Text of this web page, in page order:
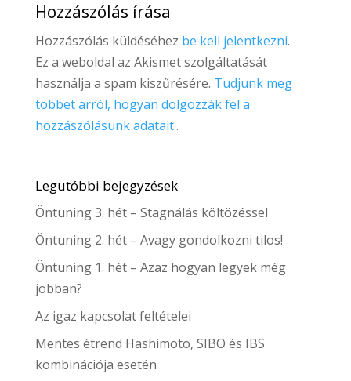
Hozzászólás írása
Hozzászólás küldéséhez be kell jelentkezni.
Ez a weboldal az Akismet szolgáltatását
használja a spam kiszűrésére. Tudjunk meg
többet arról, hogyan dolgozzák fel a
hozzászólásunk adatait..
Legutóbbi bejegyzések
Öntuning 3. hét – Stagnálás költözéssel
Öntuning 2. hét – Avagy gondolkozni tilos!
Öntuning 1. hét – Azaz hogyan legyek még
jobban?
Az igaz kapcsolat feltételei
Mentes étrend Hashimoto, SIBO és IBS
kombinációja esetén